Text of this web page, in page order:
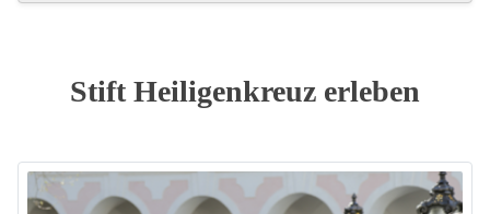
Stift Heiligenkreuz erleben